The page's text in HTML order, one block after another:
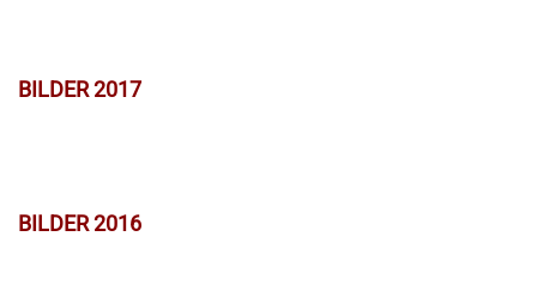
BILDER 2017
BILDER 2016